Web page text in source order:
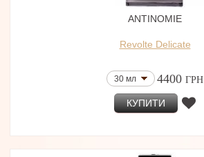
ANTINOMIE
Revolte Delicate
30 мл 4400 ГРН
КУПИТИ